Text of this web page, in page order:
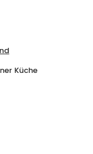
Küche